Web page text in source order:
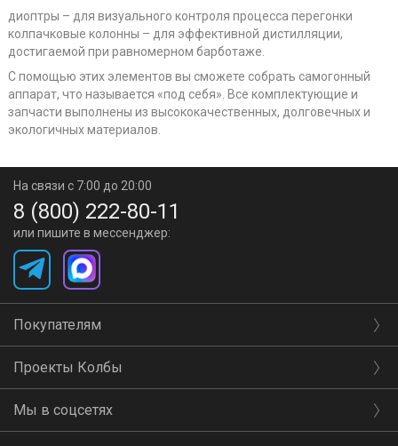
диоптры – для визуального контроля процесса перегонки
колпачковые колонны – для эффективной дистилляции,
достигаемой при равномерном барботаже.
С помощью этих элементов вы сможете собрать самогонный
аппарат, что называется «под себя». Все комплектующие и
запчасти выполнены из высококачественных, долговечных и
экологичных материалов.
На связи с 7:00 до 20:00
8 (800) 222-80-11
или пишите в мессенджер:
Покупателям
Проекты Колбы
Мы в соцсетях